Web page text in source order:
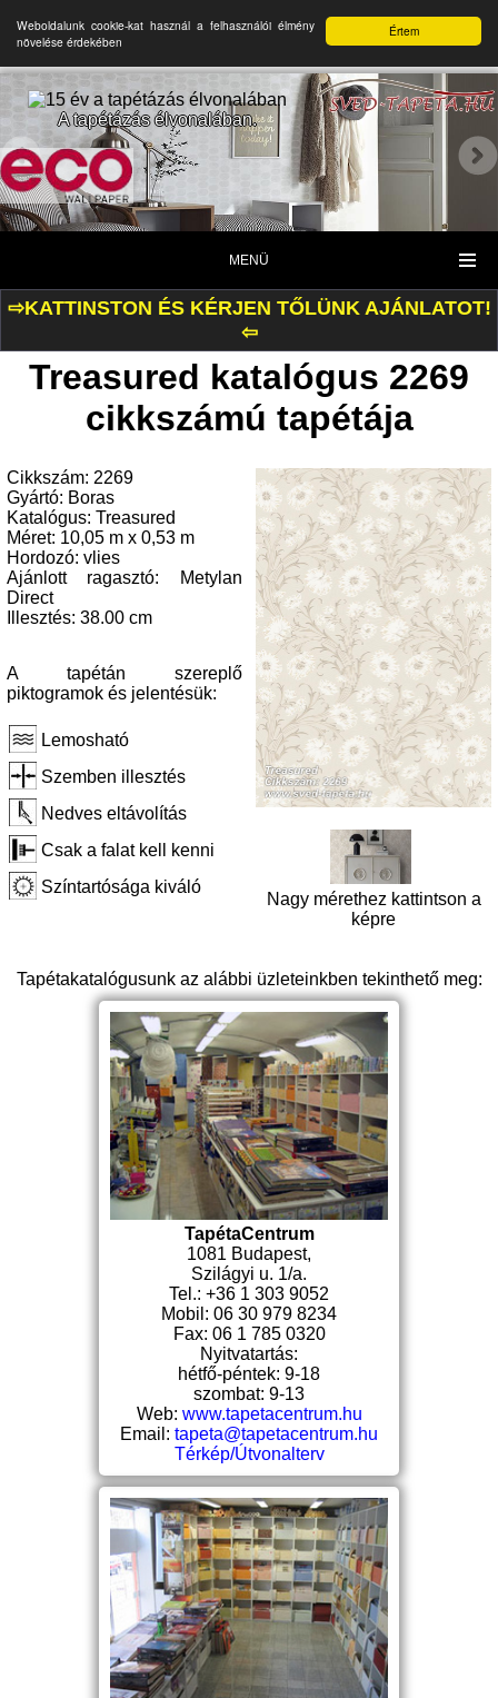
Értem
Weboldalunk cookie-kat használ a felhasználói élmény
növelése érdekében
A tapétázás élvonalában.
MENÜ
⇨KATTINSTON ÉS KÉRJEN TŐLÜNK AJÁNLATOT!
⇦
Treasured katalógus 2269
cikkszámú tapétája
Cikkszám: 2269
Gyártó: Boras
Katalógus: Treasured
Méret: 10,05 m x 0,53 m
Hordozó: vlies
Ajánlott ragasztó: Metylan
Direct
Illesztés: 38.00 cm
A tapétán szereplő
piktogramok és jelentésük:
Lemosható
Szemben illesztés
Nedves eltávolítás
Csak a falat kell kenni
Színtartósága kiváló
Nagy mérethez kattintson a
képre
Tapétakatalógusunk az alábbi üzleteinkben tekinthető meg:
TapétaCentrum
1081 Budapest,
Szilágyi u. 1/a.
Tel.: +36 1 303 9052
Mobil: 06 30 979 8234
Fax: 06 1 785 0320
Nyitvatartás:
hétfő-péntek: 9-18
szombat: 9-13
Web: www.tapetacentrum.hu
Email: tapeta@tapetacentrum.hu
Térkép/Útvonalterv